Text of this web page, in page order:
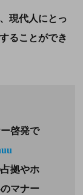
現代人にとっ
ることができ
啓発で
拠やホ
マナー